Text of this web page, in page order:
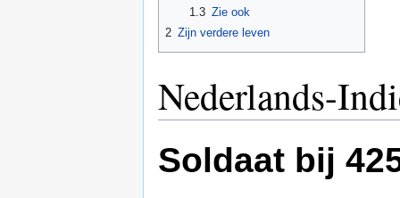
1.3 Zie ook
2 Zijn verdere leven
Nederlands-
Soldaat bij